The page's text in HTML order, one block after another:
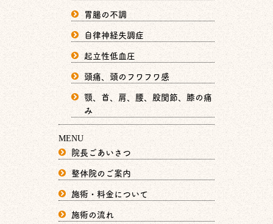
胃腸の不調
自律神経失調症
起立性低血圧
頭痛、頭のフワフワ感
顎、首、肩、腰、股関節、膝の痛
み
MENU
院長ごあいさつ
整体院のご案内
施術・料金について
施術の流れ